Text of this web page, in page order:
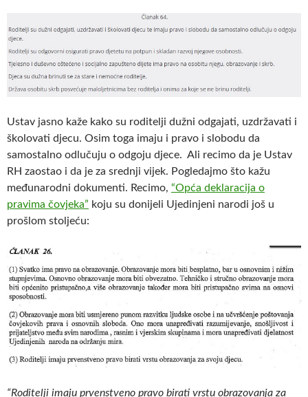
Ustav jasno kaže kako su roditelji dužni odgajati, uzdržavati i
školovati djecu. Osim toga imaju i pravo i slobodu da
samostalno odlučuju o odgoju djece. Ali recimo da je Ustav
RH zaostao i da je za srednji vijek. Pogledajmo što kažu
međunarodni dokumenti. Recimo, “Opća deklaracija o
pravima čovjeka” koju su donijeli Ujedinjeni narodi još u
prošlom stoljeću:
“Roditelji imaju prvenstveno pravo birati vrstu obrazovanja za